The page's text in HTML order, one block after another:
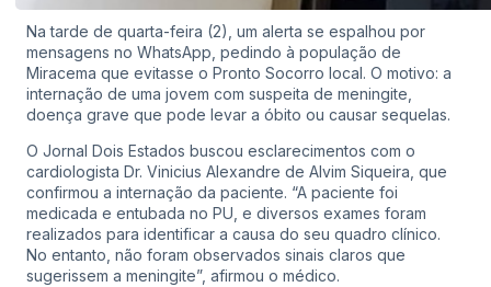
Na tarde de quarta-feira (2), um alerta se espalhou por
mensagens no WhatsApp, pedindo à população de
Miracema que evitasse o Pronto Socorro local. O motivo: a
internação de uma jovem com suspeita de meningite,
doença grave que pode levar a óbito ou causar sequelas.
O Jornal Dois Estados buscou esclarecimentos com o
cardiologista Dr. Vinicius Alexandre de Alvim Siqueira, que
confirmou a internação da paciente. “A paciente foi
medicada e entubada no PU, e diversos exames foram
realizados para identificar a causa do seu quadro clínico.
No entanto, não foram observados sinais claros que
sugerissem a meningite”, afirmou o médico.